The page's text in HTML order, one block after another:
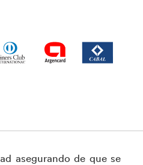
asegurando de que se